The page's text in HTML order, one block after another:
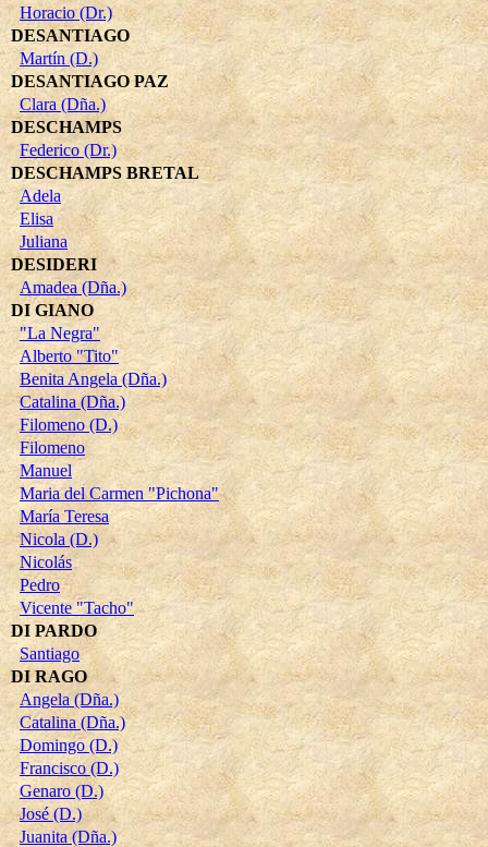
Horacio (Dr.)
DESANTIAGO
Martín (D.)
DESANTIAGO PAZ
Clara (Dña.)
DESCHAMPS
Federico (Dr.)
DESCHAMPS BRETAL
Adela
Elisa
Juliana
DESIDERI
Amadea (Dña.)
DI GIANO
"La Negra"
Alberto "Tito"
Benita Angela (Dña.)
Catalina (Dña.)
Filomeno (D.)
Filomeno
Manuel
Maria del Carmen "Pichona"
María Teresa
Nicola (D.)
Nicolás
Pedro
Vicente "Tacho"
DI PARDO
Santiago
DI RAGO
Angela (Dña.)
Catalina (Dña.)
Domingo (D.)
Francisco (D.)
Genaro (D.)
José (D.)
Juanita (Dña.)